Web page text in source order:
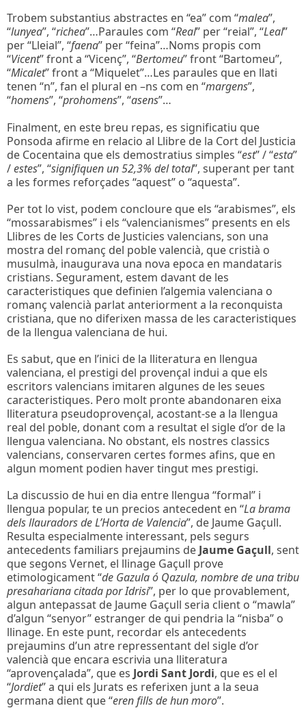
Trobem substantius abstractes en “ea” com “malea”,
“lunyea”, “richea”…Paraules com “Real” per “reial”, “Leal”
per “Lleial”, “faena” per “feina”…Noms propis com
“Vicent” front a “Vicenç”, “Bertomeu” front “Bartomeu”,
“Micalet” front a “Miquelet”…Les paraules que en llati
tenen “n”, fan el plural en –ns com en “margens”,
“homens”, “prohomens”, “asens”…
Finalment, en este breu repas, es significatiu que
Ponsoda afirme en relacio al Llibre de la Cort del Justicia
de Cocentaina que els demostratius simples “est” / “esta”
/estes”, “signifiquen un 52,3% del total”, superant per tant
a les formes reforçades “aquest” o “aquesta”.
Per tot lo vist, podem concloure que els “arabismes”, els
“mossarabismes” i els “valencianismes” presents en els
Llibres de les Corts de Justicies valencians, son una
mostra del romanç del poble valencià, que cristià o
musulmà, inaugurava una nova epoca en mandataris
cristians. Segurament, estem davant de les
caracteristiques que definien l’algemia valenciana o
romanç valencià parlat anteriorment a la reconquista
cristiana, que no diferixen massa de les caracteristiques
de la llengua valenciana de hui.
Es sabut, que en l’inici de la lliteratura en llengua
valenciana, el prestigi del provençal indui a que els
escritors valencians imitaren algunes de les seues
caracteristiques. Pero molt pronte abandonaren eixa
lliteratura pseudoprovençal, acostant-se a la llengua
real del poble, donant com a resultat el sigle d’or de la
llengua valenciana. No obstant, els nostres classics
valencians, conservaren certes formes afins, que en
algun moment podien haver tingut mes prestigi.
La discussio de hui en dia entre llengua “formal” i
llengua popular, te un precios antecedent en “La brama
dels llauradors de L’Horta de Valencia”, de Jaume Gaçull.
Resulta especialmente interessant, pels segurs
antecedents familiars prejaumins de Jaume Gaçull, sent
que segons Vernet, el llinage Gaçull prove
etimologicament “de Gazula ó Qazula, nombre de una tribu
presahariana citada por Idrisi”, per lo que provablement,
algun antepassat de Jaume Gaçull seria client o “mawla”
d’algun “senyor” estranger de qui pendria la “nisba” o
llinage. En este punt, recordar els antecedents
prejaumins d’un atre repressentant del sigle d’or
valencià que encara escrivia una lliteratura
“aprovençalada”, que es Jordi Sant Jordi, que es el el
“Jordiet” a qui els Jurats es referixen junt a la seua
germana dient que “eren fills de hun moro”.